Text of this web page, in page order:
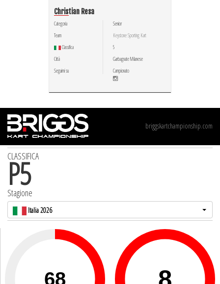
Christian Resa
Categoria
Team
Classifica
Città
Seguimi su
Senior
Keystone Sporting Kart
5
Garbagnate Milanese
Campionato
briggskartchampionship.com
CLASSIFICA
P5
Stagione
Italia 2026